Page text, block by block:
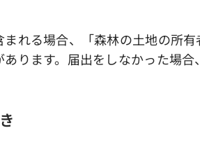
れる場合、「森林の土地の所
ります。届出をしなかった場